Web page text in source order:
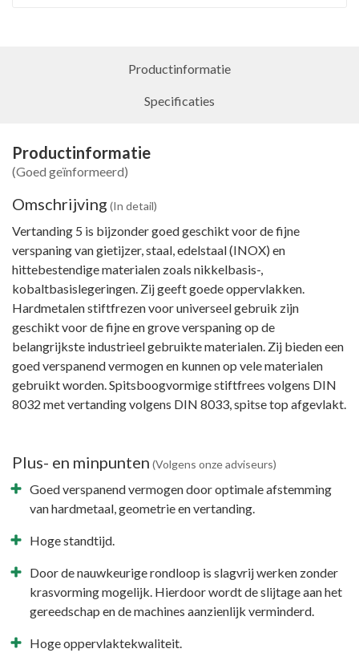
Productinformatie
Specificaties
Productinformatie
(Goed geïnformeerd)
Omschrijving (In detail)
Vertanding 5 is bijzonder goed geschikt voor de fijne
verspaning van gietijzer, staal, edelstaal (INOX) en
hittebestendige materialen zoals nikkelbasis-,
kobaltbasislegeringen. Zij geeft goede oppervlakken.
Hardmetalen stiftfrezen voor universeel gebruik zijn
geschikt voor de fijne en grove verspaning op de
belangrijkste industrieel gebruikte materialen. Zij bieden een
goed verspanend vermogen en kunnen op vele materialen
gebruikt worden. Spitsboogvormige stiftfrees volgens DIN
8032 met vertanding volgens DIN 8033, spitse top afgevlakt.
Plus- en minpunten (Volgens onze adviseurs)
Goed verspanend vermogen door optimale afstemming
van hardmetaal, geometrie en vertanding.
Hoge standtijd.
Door de nauwkeurige rondloop is slagvrij werken zonder
krasvorming mogelijk. Hierdoor wordt de slijtage aan het
gereedschap en de machines aanzienlijk verminderd.
Hoge oppervlaktekwaliteit.